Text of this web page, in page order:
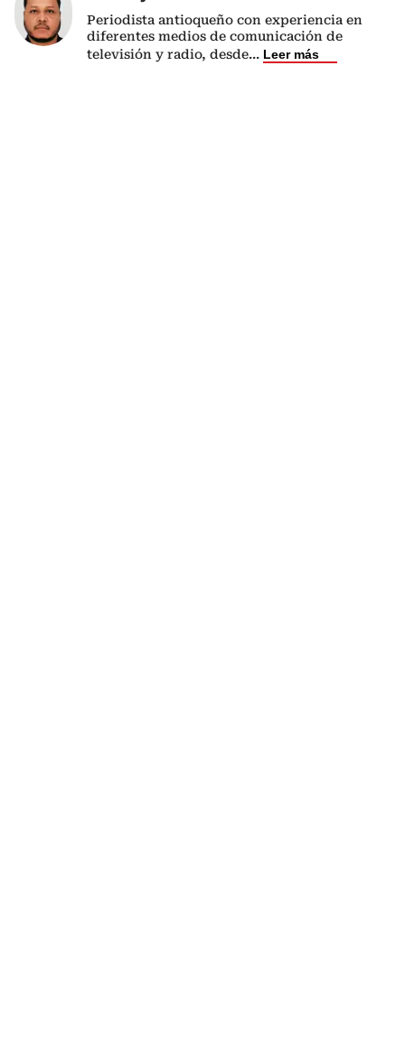
Periodista antioqueño con experiencia en
diferentes medios de comunicación de
televisión y radio, desde... Leer más